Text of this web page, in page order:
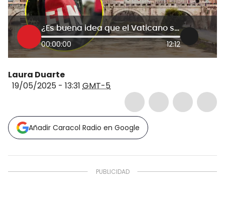
¿Es buena idea que el Vaticano sea sede de los diálogos de paz con el ELN? Congreso responde
00:00:00 12:12
Laura Duarte
19/05/2025 - 13:31 GMT-5
Añadir Caracol Radio en Google